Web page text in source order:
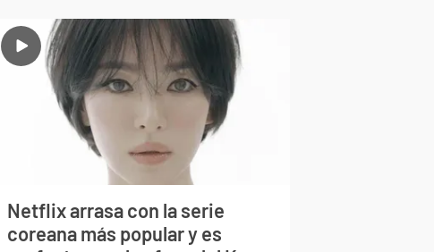
Netflix arrasa con la serie
coreana más popular y es